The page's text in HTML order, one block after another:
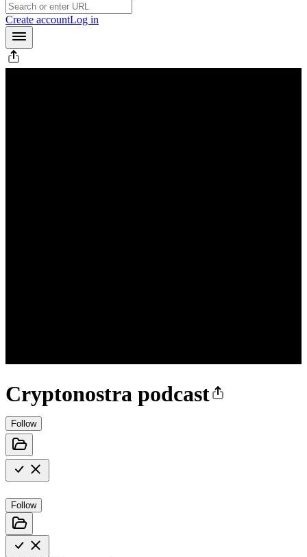
Create accountLog in
Cryptonostra podcast
Follow
Follow